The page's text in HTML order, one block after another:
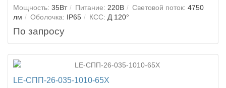
Мощность: 35Вт Питание: 220В Световой поток: 4750
лм
Оболочка: IP65 КСС: Д 120°
По запросу
LE-СПП-26-035-1010-65Х